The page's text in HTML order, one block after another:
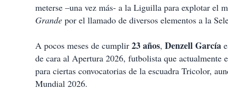
meterse –una vez más- a la Liguilla para explotar el
Grande por el llamado de diversos elementos a la
A pocos meses de cumplir 23 años, Denzell García
de cara al Apertura 2026, futbolista que actualmente
para ciertas convocatorias de la escuadra Tricolor,
Mundial 2026.